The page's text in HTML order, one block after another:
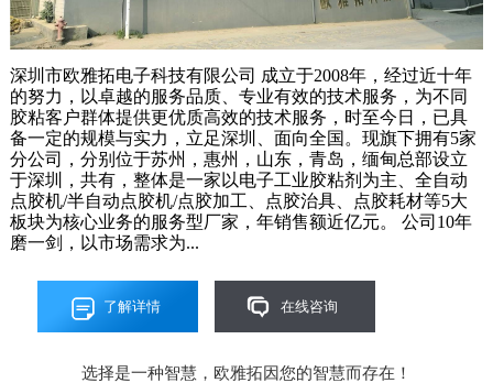
深圳市欧雅拓电子科技有限公司 成立于2008年，经过近十年
的努力，以卓越的服务品质、专业有效的技术服务，为不同
胶粘客户群体提供更优质高效的技术服务，时至今日，已具
备一定的规模与实力，立足深圳、面向全国。现旗下拥有5家
分公司，分别位于苏州，惠州，山东，青岛，缅甸总部设立
于深圳，共有，整体是一家以电子工业胶粘剂为主、全自动
点胶机/半自动点胶机/点胶加工、点胶治具、点胶耗材等5大
板块为核心业务的服务型厂家，年销售额近亿元。 公司10年
磨一剑，以市场需求为...
了解详情 在线咨询
选择是一种智慧，欧雅拓因您的智慧而存在！